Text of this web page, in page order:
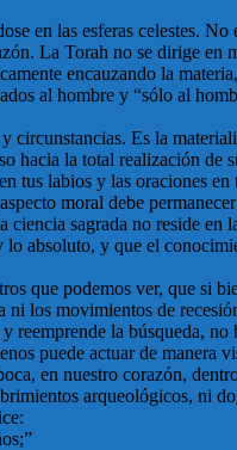
en las esferas celestes. No
La Torah no se dirige en
encauzando la
al hombre y “sólo al
circunstancias. Es la
hacia la total realización de
tus labios y las oraciones
moral debe
sagrada no reside en
absoluto, y que el
que podemos ver, que si
los movimientos de
reemprende la búsqueda,
puede actuar de manera
en nuestro corazón,
arqueológicos, ni